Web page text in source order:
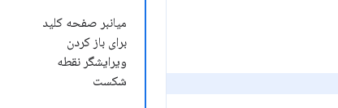
میانبر صفحه کلید
برای باز کردن
ویرایشگر نقطه
شکست